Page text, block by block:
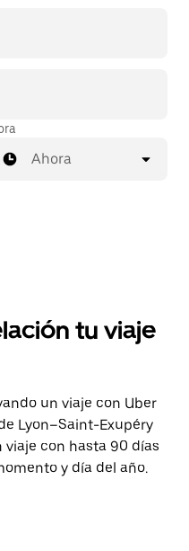
Ahora
tu viaje
un viaje con Uber
Lyon–Saint-Exupéry
viaje con hasta 90 días
y día del año.